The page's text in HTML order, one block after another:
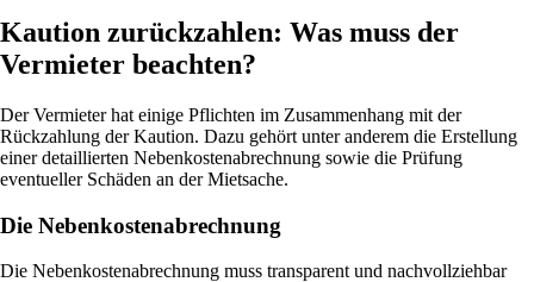
Kaution zurückzahlen: Was muss der
Vermieter beachten?
Der Vermieter hat einige Pflichten im Zusammenhang mit der
Rückzahlung der Kaution. Dazu gehört unter anderem die Erstellung
einer detaillierten Nebenkostenabrechnung sowie die Prüfung
eventueller Schäden an der Mietsache.
Die Nebenkostenabrechnung
Die Nebenkostenabrechnung muss transparent und nachvollziehbar